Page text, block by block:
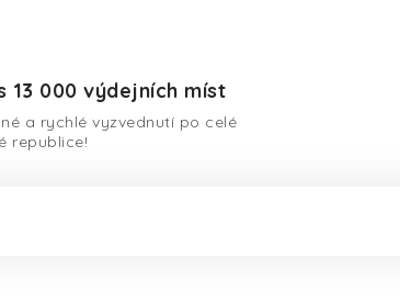
13 000 výdejních míst
a rychlé vyzvednutí po celé
republice!